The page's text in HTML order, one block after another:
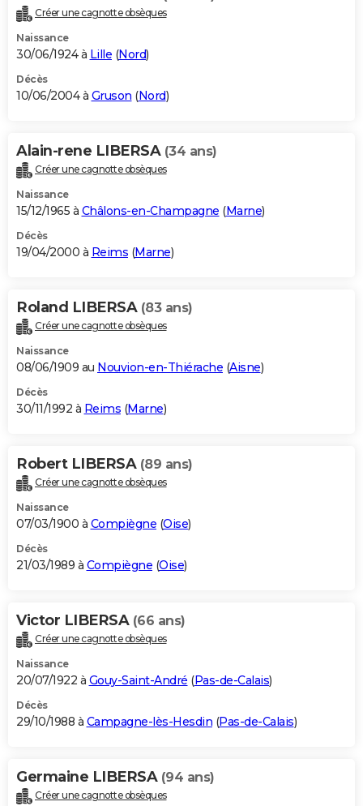
Créer une cagnotte obsèques
Naissance
30/06/1924 à Lille (Nord)
Décès
10/06/2004 à Gruson (Nord)
Alain-rene LIBERSA (34 ans)
Créer une cagnotte obsèques
Naissance
15/12/1965 à Châlons-en-Champagne (Marne)
Décès
19/04/2000 à Reims (Marne)
Roland LIBERSA (83 ans)
Créer une cagnotte obsèques
Naissance
08/06/1909 au Nouvion-en-Thiérache (Aisne)
Décès
30/11/1992 à Reims (Marne)
Robert LIBERSA (89 ans)
Créer une cagnotte obsèques
Naissance
07/03/1900 à Compiègne (Oise)
Décès
21/03/1989 à Compiègne (Oise)
Victor LIBERSA (66 ans)
Créer une cagnotte obsèques
Naissance
20/07/1922 à Gouy-Saint-André (Pas-de-Calais)
Décès
29/10/1988 à Campagne-lès-Hesdin (Pas-de-Calais)
Germaine LIBERSA (94 ans)
Créer une cagnotte obsèques